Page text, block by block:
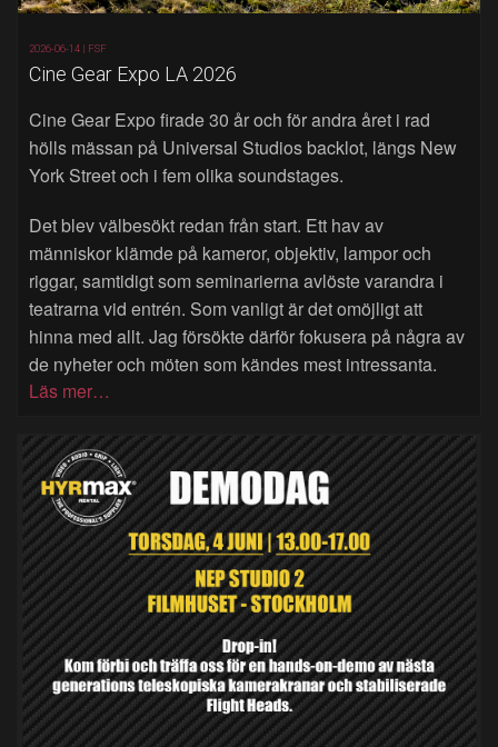
2026-06-14 | FSF
Cine Gear Expo LA 2026
Cine Gear Expo firade 30 år och för andra året i rad
hölls mässan på Universal Studios backlot, längs New
York Street och i fem olika soundstages.
Det blev välbesökt redan från start. Ett hav av
människor klämde på kameror, objektiv, lampor och
riggar, samtidigt som seminarierna avlöste varandra i
teatrarna vid entrén. Som vanligt är det omöjligt att
hinna med allt. Jag försökte därför fokusera på några av
de nyheter och möten som kändes mest intressanta.
Läs mer…